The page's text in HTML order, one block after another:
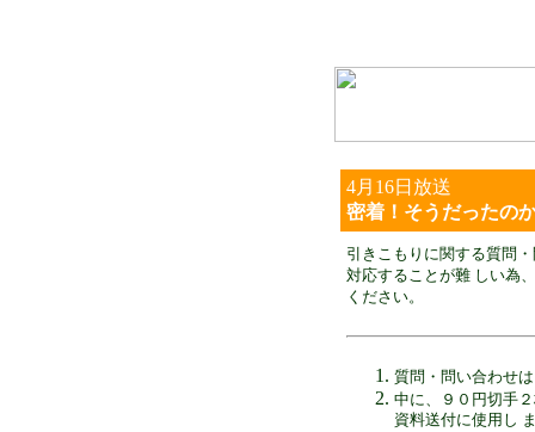
4月16日放送
密着！そうだったの
引きこもりに関する質問
対応することが難 しい為、
ください。
質問・問い合わせ
中に、９０円切手
資料送付に使用し